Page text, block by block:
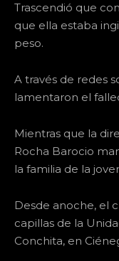
Trascendió que
que ella estaba
peso.
A través de redes
lamentaron el
Mientras que la
Rocha Barocio
la familia de la
Desde anoche, el
capillas de la
Conchita, en